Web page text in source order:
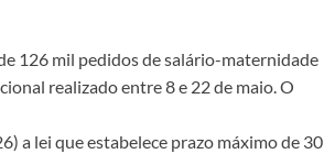
126 mil pedidos de salário-maternidade
realizado entre 8 e 22 de maio. O
a lei que estabelece prazo máximo de 30